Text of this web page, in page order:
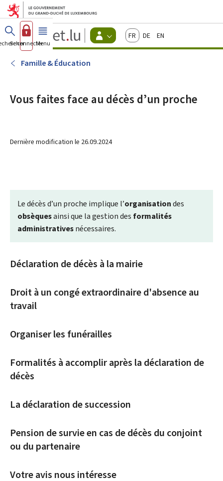
Aller au menu principal
Aller au contenu
Guichet.lu
Changer
d'espace
FrançaisDeutschEnglish
Se connecterMenu principal
Famille & Éducation
Vous faites face au décès dʼun proche
Dernière modification le 26.09.2024
Le décès d’un proche implique l’organisationdes
obsèquesainsi que la gestion des formalités
administrativesnécessaires.
Déclaration de décès à la mairie
Droit à un congé extraordinaire d'absence au
travail
Organiser les funérailles
Formalités à accomplir après la déclaration de
décès
La déclaration de succession
Pension de survie en cas de décès du conjoint
ou du partenaire
Votre avis nous intéresse